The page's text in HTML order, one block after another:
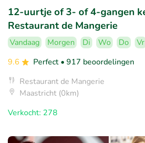
12-uurtje of 3- of 4-gangen
Restaurant de Mangerie
Vandaag Morgen Di Wo Do Vr
9.6
Perfect • 917 beoordelingen
Restaurant de Mangerie
Maastricht (0km)
Verkocht: 278